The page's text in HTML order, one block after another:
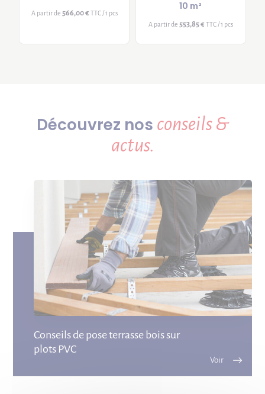
A partir de 566,00 € TTC / 1 pcs
10 m²
A partir de 553,85 € TTC / 1 pcs
Découvrez nos conseils &
actus.
Conseils de pose terrasse bois sur
plots PVC